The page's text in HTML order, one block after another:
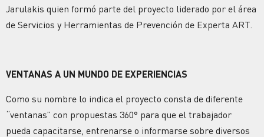
Jarulakis quien formó parte del proyecto liderado por el área
de Servicios y Herramientas de Prevención de Experta ART.
VENTANAS A UN MUNDO DE EXPERIENCIAS
Como su nombre lo indica el proyecto consta de diferente
“ventanas” con propuestas 360° para que el trabajador
pueda capacitarse, entrenarse o informarse sobre diversos